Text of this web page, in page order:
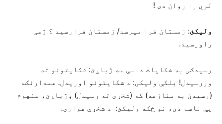
لري را روان دی !
ولیکئ: زمستان فرا میرسد/ زمستان فرارسید ؟ ژمی
راورسید.
رسیدګی به شکایات داسې مه ژباړئ: شکایتونو ته
وررسیدل! بلکې ولیکی: د شکایتونو اوریدل. همدارنګه
(رسیدن به منازعه) که (شخړی ته رسیدل) وژباړئ، مفهوم
یې ناسم دی، نو ځکه ولیکئ: د شخړې هواری.